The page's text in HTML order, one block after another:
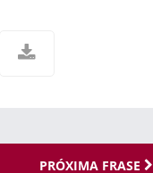
PRÓXIMA FRASE